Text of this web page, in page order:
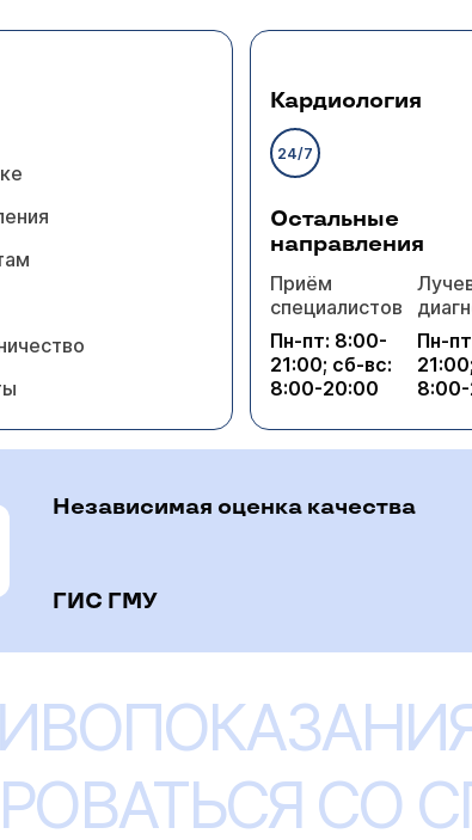
Кардиология
24/7
Остальные
направления
Приём
специалистов
Пн-пт: 8:00-
21:00; сб-вс:
8:00-20:00
Пн-
Независимая оценка качества
ГИС ГМУ
СО